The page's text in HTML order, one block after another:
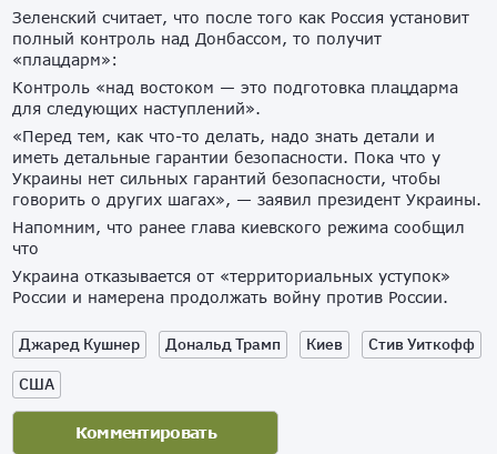
Зеленский считает, что после того как Россия установит
полный контроль над Донбассом, то получит
«плацдарм»:
Контроль «над востоком — это подготовка плацдарма
для следующих наступлений».
«Перед тем, как что-то делать, надо знать детали и
иметь детальные гарантии безопасности. Пока что у
Украины нет сильных гарантий безопасности, чтобы
говорить о других шагах», — заявил президент Украины.
Напомним, что ранее глава киевского режима сообщил
что
Украина отказывается от «территориальных уступок»
России и намерена продолжать войну против России.
Джаред Кушнер Дональд Трамп Киев
Стив Уиткофф
США